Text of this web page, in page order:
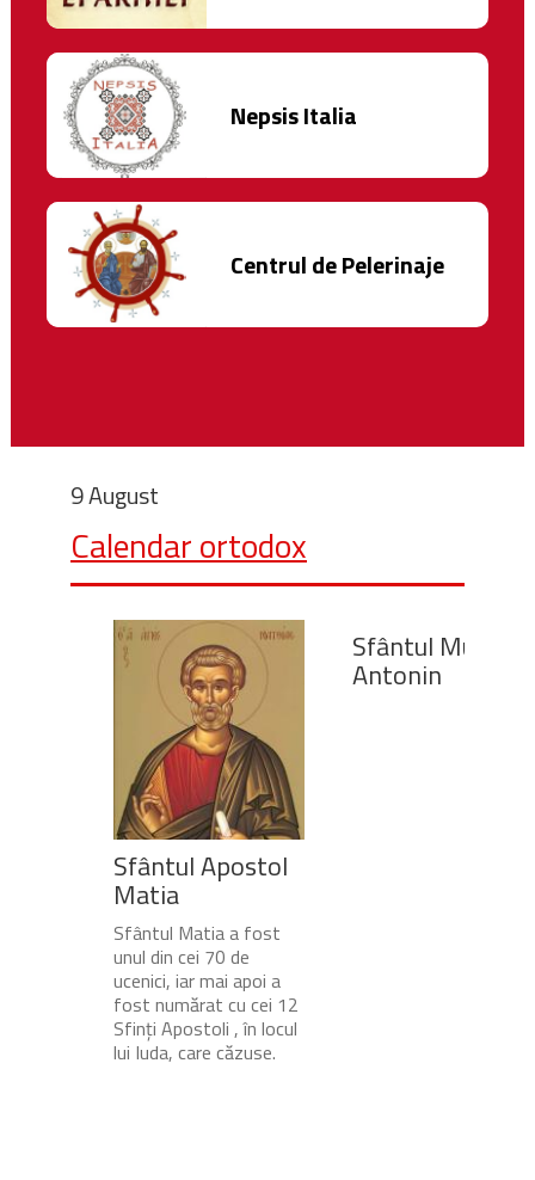
Nepsis Italia
Centrul de Pelerinaje
9 August
Calendar ortodox
Sfântul Apostol
Matia
Sfântul Matia a fost
unul din cei 70 de
ucenici, iar mai apoi a
fost numărat cu cei 12
Sfinți Apostoli , în locul
lui Iuda, care căzuse.
Sfântul Mucenic
Antonin